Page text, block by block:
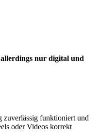
nur digital und
zuverlässig funktioniert und
oder Videos korrekt